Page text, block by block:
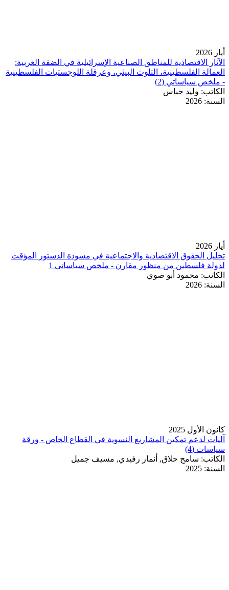
أيار 2026
الآثار الاقتصادية للمناطق الصناعية الإسرائيلية في الضفة الغربية:
العمالة الفلسطينية، التلوث البيئي، وعرقلة اللوجستيات الفلسطينية
- ملخص سياساتي (2)
الكاتب: وليد حباس
السنة: 2026
أيار 2026
تحليل الحقوق الاقتصادية والاجتماعية في مسودة الدستور المؤقت
لدولة فلسطين من منظور مقارن - ملخص سياساتي 1
الكاتب: محمود أبو صوي
السنة: 2026
كانون الأول 2025
آليات لدعم تمكين المشاريع النسوية في القطاع الخاص - ورقة
سياسات (4)
الكاتب: سامح حلاق, أنمار رفيدي, مسيف جميل
السنة: 2025